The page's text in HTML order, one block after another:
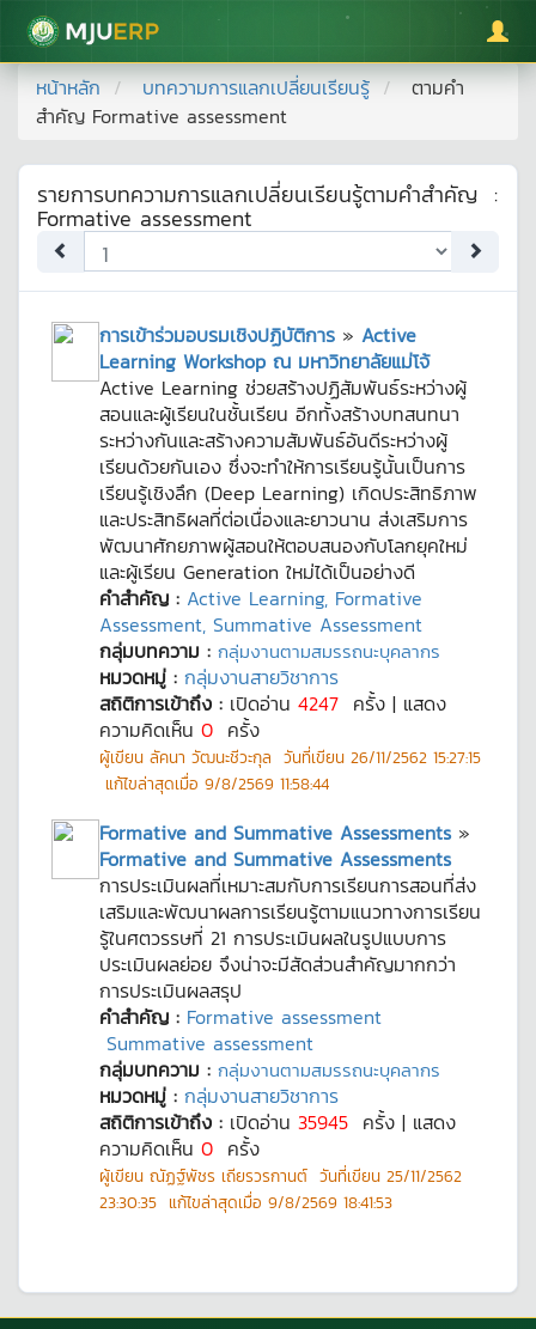
มหาวิทยาลัยแม่โจ้
หน้าหลัก บทความการแลกเปลี่ยนเรียนรู้
ตามคำ
สำคัญ Formative assessment
รายการบทความการแลกเปลี่ยนเรียนรู้ตามคำสำคัญ :
Formative assessment
การเข้าร่วมอบรมเชิงปฏิบัติการ » Active
Learning Workshop ณ มหาวิทยาลัยแม่โจ้
Active Learning ช่วยสร้างปฏิสัมพันธ์ระหว่างผู้
สอนและผู้เรียนในชั้นเรียน อีกทั้งสร้างบทสนทนา
ระหว่างกันและสร้างความสัมพันธ์อันดีระหว่างผู้
เรียนด้วยกันเอง ซึ่งจะทำให้การเรียนรู้นั้นเป็นการ
เรียนรู้เชิงลึก (Deep Learning) เกิดประสิทธิภาพ
และประสิทธิผลที่ต่อเนื่องและยาวนาน ส่งเสริมการ
พัฒนาศักยภาพผู้สอนให้ตอบสนองกับโลกยุคใหม่
และผู้เรียน Generation ใหม่ได้เป็นอย่างดี
คำสำคัญ : Active Learning, Formative
Assessment, Summative Assessment
กลุ่มบทความ : กลุ่มงานตามสมรรถนะบุคลากร
หมวดหมู่ : กลุ่มงานสายวิชาการ
สถิติการเข้าถึง : เปิดอ่าน 4247 ครั้ง | แสดง
ความคิดเห็น 0 ครั้ง
ผู้เขียน ลัคนา วัฒนะชีวะกุล วันที่เขียน 26/11/2562 15:27:15
แก้ไขล่าสุดเมื่อ 9/8/2569 11:58:44
Formative and Summative Assessments»
Formative and Summative Assessments
การประเมินผลที่เหมาะสมกับการเรียนการสอนที่ส่ง
เสริมและพัฒนาผลการเรียนรู้ตามแนวทางการเรียน
รู้ในศตวรรษที่ 21 การประเมินผลในรูปแบบการ
ประเมินผลย่อย จึงน่าจะมีสัดส่วนสำคัญมากกว่า
การประเมินผลสรุป
คำสำคัญ : Formative assessment
Summative assessment
กลุ่มบทความ : กลุ่มงานตามสมรรถนะบุคลากร
หมวดหมู่ : กลุ่มงานสายวิชาการ
สถิติการเข้าถึง : เปิดอ่าน 35945 ครั้ง | แสดง
ความคิดเห็น 0 ครั้ง
ผู้เขียน ณัฏฐ์พัชร เถียรวรกานต์ วันที่เขียน 25/11/2562
23:30:35 แก้ไขล่าสุดเมื่อ 9/8/2569 18:41:53